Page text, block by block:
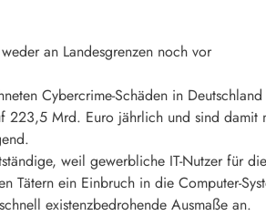
an Landesgrenzen noch vor
Cybercrime-Schäden in Deutschland
223,5 Mrd. Euro jährlich und sind damit
weil gewerbliche IT-Nutzer für
Tätern ein Einbruch in die Computer-
existenzbedrohende Ausmaße an.